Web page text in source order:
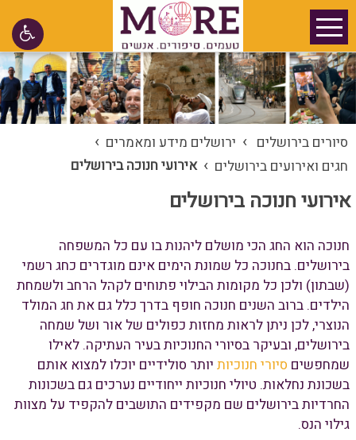
סיורים בירושלים › ירושלים מידע ומאמרים ›
חגים ואירועים בירושלים › אירועי חנוכה בירושלים
אירועי חנוכה בירושלים
חנוכה הוא החג הכי מושלם ליהנות בו עם כל המשפחה
בירושלים. בחנוכה כל שמונת הימים אינם מוגדרים כחג רשמי
(שבתון) ולכן כל מקומות הבילוי פתוחים לקהל הרחב ולשמחת
הילדים. ברוב השנים חנוכה חופף בדרך כלל גם את חג המולד
הנוצרי, לכן ניתן לראות מחזות כפולים של אור ושל שמחה
בירושלים, ובעיקר בסיורי החנוכיות בעיר העתיקה. לאילו
שמחפשים סיורי חנוכיות יותר סולידיים יוכלו למצוא אותם
בשכונת נחלאות. טיולי חנוכיות ייחודיים נערכים גם בשכונות
החרדיות בירושלים שם מקפידים התושבים להקפיד על מצוות
גילוי הנס.